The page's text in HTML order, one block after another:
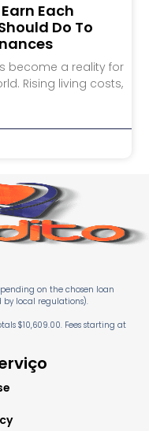
Each
Do To
become a reality for
Rising living costs,
on the chosen loan
by local regulations).
$10,609.00. Fees starting at